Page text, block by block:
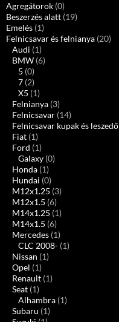
Agregátorok (0)
Beszerzés alatt (19)
Emelés (1)
Felnicsavar és felnianya (20)
Audi (1)
BMW (6)
5 (0)
7 (2)
X5 (1)
Felnianya (3)
Felnicsavar (14)
Felnicsavar kupak és leszedő
Fiat (1)
Ford (1)
Galaxy (0)
Honda (1)
Hundai (0)
M12x1.25 (3)
M12x1.5 (6)
M14x1.25 (1)
M14x1.5 (6)
Mercedes (1)
CLC 2008- (1)
Nissan (1)
Opel (1)
Renault (1)
Seat (1)
Alhambra (1)
Subaru (1)